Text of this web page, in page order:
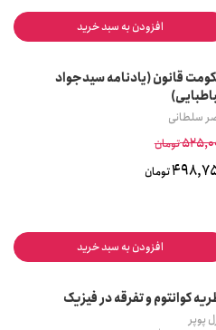
افزودن به سبد خرید
قانون (یادنامه سیدجواد
سلطانی
تومان
تومان
افزودن به سبد خرید
کوانتوم و تفرقه در فیزیک
پوپر